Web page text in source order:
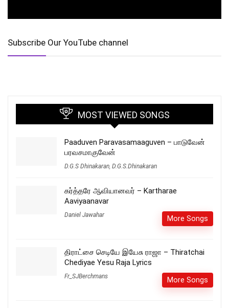
Subscribe Our YouTube channel
MOST VIEWED SONGS
Paaduven Paravasamaaguven – பாடுவேன்
பரவசமாகுவேன்
D.G.S Dhinakaran, D.G.S.Dhinakaran
கர்த்தரே ஆவியானவர் – Kartharae
Aaviyaanavar
Daniel Jawahar More Songs
திராட்சை செடியே இயேசு ராஜா – Thiratchai
Chediyae Yesu Raja Lyrics
Fr_SJBerchmans More Songs